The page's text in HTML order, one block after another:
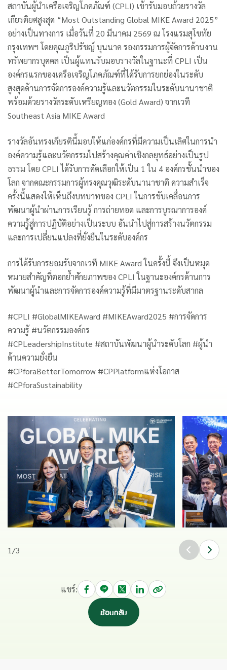
สถาบันผู้นำเครือเจริญโภคภัณฑ์ (CPLI) เข้ารับมอบถ้วยรางวัล
เกียรติยศสูงสุด “Most Outstanding Global MIKE Award 2025”
อย่างเป็นทางการ เมื่อวันที่ 20 มีนาคม 2569 ณ โรงแรมสุโขทัย
กรุงเทพฯ โดยคุณภูริปรัชญ์ บุนนาค รองกรรมการผู้จัดการด้านงาน
ทรัพยากรบุคคล เป็นผู้แทนรับมอบรางวัลในฐานะที่ CPLI เป็น
องค์กรแรกของเครือเจริญโภคภัณฑ์ที่ได้รับการยกย่องในระดับ
สูงสุดด้านการจัดการองค์ความรู้และนวัตกรรมในระดับนานาชาติ
พร้อมด้วยรางวัลระดับเหรียญทอง (Gold Award) จากเวที
Southeast Asia MIKE Award
รางวัลอันทรงเกียรตินี้มอบให้แก่องค์กรที่มีความเป็นเลิศในการนำ
องค์ความรู้และนวัตกรรมไปสร้างคุณค่าเชิงกลยุทธ์อย่างเป็นรูป
ธรรม โดย CPLI ได้รับการคัดเลือกให้เป็น 1 ใน 4 องค์กรชั้นนำของ
โลก จากคณะกรรมการผู้ทรงคุณวุฒิระดับนานาชาติ ความสำเร็จ
ครั้งนี้แสดงให้เห็นถึงบทบาทของ CPLI ในการขับเคลื่อนการ
พัฒนาผู้นำผ่านการเรียนรู้ การถ่ายทอด และการบูรณาการองค์
ความรู้สู่การปฏิบัติอย่างเป็นระบบ อันนำไปสู่การสร้างนวัตกรรม
และการเปลี่ยนแปลงที่ยั่งยืนในระดับองค์กร
การได้รับการยอมรับจากเวที MIKE Award ในครั้งนี้ จึงเป็นหมุด
หมายสำคัญที่ตอกย้ำศักยภาพของ CPLI ในฐานะองค์กรด้านการ
พัฒนาผู้นำและการจัดการองค์ความรู้ที่มีมาตรฐานระดับสากล
#CPLI #GlobalMIKEAward #MIKEAward2025 #การจัดการ
ความรู้ #นวัตกรรมองค์กร
#CPLeadershipInstitute #สถาบันพัฒนาผู้นำระดับโลก #ผู้นำ
ด้านความยั่งยืน
#CPforaBetterTomorrow #CPPlatformแห่งโอกาส
#CPforaSustainability
1/3
ย้อนกลับ
แชร์: